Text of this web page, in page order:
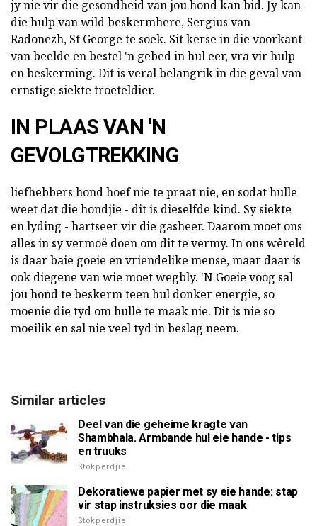
jy nie vir die gesondheid van jou hond kan bid. Jy kan
die hulp van wild beskermhere, Sergius van
Radonezh, St George te soek. Sit kerse in die voorkant
van beelde en bestel 'n gebed in hul eer, vra vir hulp
en beskerming. Dit is veral belangrik in die geval van
ernstige siekte troeteldier.
IN PLAAS VAN 'N
GEVOLGTREKKING
liefhebbers hond hoef nie te praat nie, en sodat hulle
weet dat die hondjie - dit is dieselfde kind. Sy siekte
en lyding - hartseer vir die gasheer. Daarom moet ons
alles in sy vermoë doen om dit te vermy. In ons wêreld
is daar baie goeie en vriendelike mense, maar daar is
ook diegene van wie moet wegbly. 'N Goeie voog sal
jou hond te beskerm teen hul donker energie, so
moenie die tyd om hulle te maak nie. Dit is nie so
moeilik en sal nie veel tyd in beslag neem.
Similar articles
Deel van die geheime kragte van
Shambhala. Armbande hul eie hande - tips
en truuks
Stokperdjie
Dekoratiewe papier met sy eie hande: stap
vir stap instruksies oor die maak
Stokperdjie